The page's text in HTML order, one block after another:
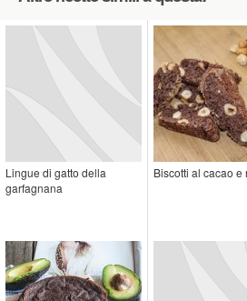
Lingue di gatto della
garfagnana
Biscotti al cacao e